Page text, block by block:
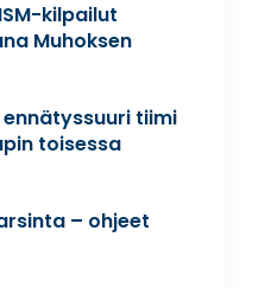
kilpailut
Muhoksen
tiimi
toisessa
– ohjeet